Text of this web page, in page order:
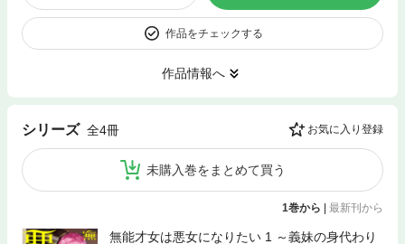
作品をチェックする
作品情報へ
シリーズ 全4冊 お気に入り登録
未購入巻をまとめて買う
1巻から | 最新刊から
無能才女は悪女になりたい 1 ～義妹の身代わり